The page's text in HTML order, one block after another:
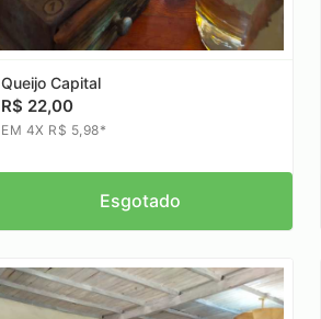
Queijo Capital
R$ 22,00
EM 4X R$ 5,98*
Esgotado